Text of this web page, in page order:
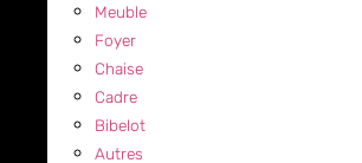
Meuble
Foyer
Chaise
Cadre
Bibelot
Autres